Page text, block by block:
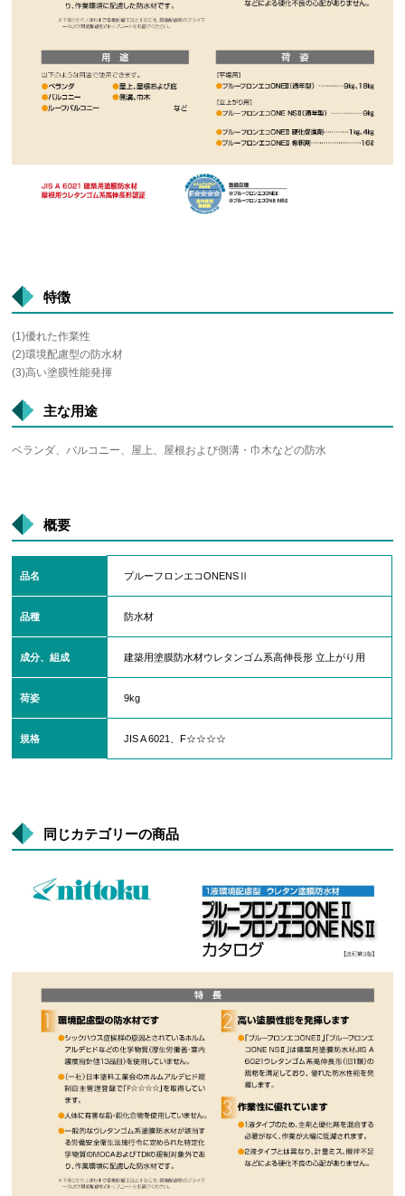
特徴
(1)優れた作業性
(2)環境配慮型の防水材
(3)高い塗膜性能発揮
主な用途
ベランダ、バルコニー、屋上、屋根および側溝・巾木などの防水
概要
品名 プルーフロンエコONENSⅡ
品種 防水材
成分、組成 建築用塗膜防水材ウレタンゴム系高伸長形 立上がり用
荷姿 9kg
規格 JIS A 6021、F☆☆☆☆
同じカテゴリーの商品